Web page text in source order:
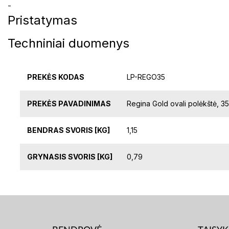
-
Pristatymas
Techniniai duomenys
PREKĖS KODAS LP-REGO35
PREKĖS PAVADINIMAS Regina Gold ovali polėkštė,
BENDRAS SVORIS [KG] 1,15
GRYNASIS SVORIS [KG] 0,79